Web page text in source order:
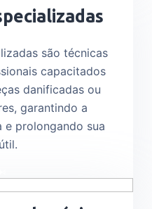
são técnicas
capacitados
danificadas ou
garantindo a
e prolongando sua